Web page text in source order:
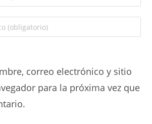
correo electrónico y sitio
para la próxima vez que